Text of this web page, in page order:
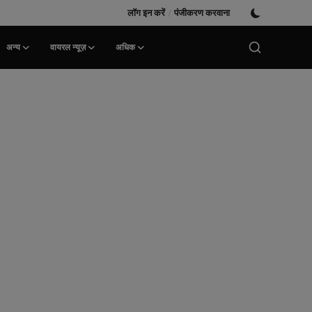
लॉग इन करें/ पंजीकरण करवाना
अन्य वायरल न्यूज़ अधिक